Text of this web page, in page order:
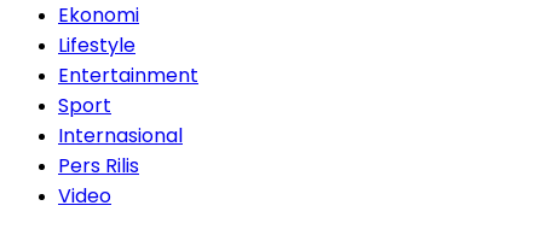
Ekonomi
Lifestyle
Entertainment
Sport
Internasional
Pers Rilis
Video